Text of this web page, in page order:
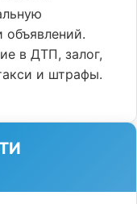
в ДТП, залог,
и штрафы.